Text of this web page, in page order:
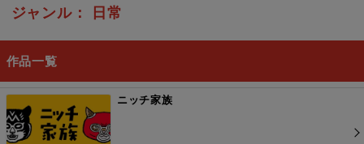
ジャンル： 日常
作品一覧
ニッチ家族